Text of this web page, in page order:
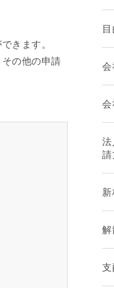
きます。
の他の申請
会
会
法
請
解
支